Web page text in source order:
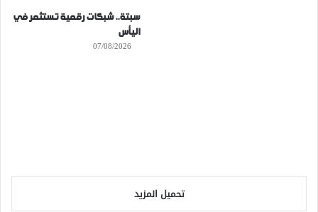
سبتة.. شبكات رقمية تستثمر في
اليأس
07/08/2026
تحميل المزيد